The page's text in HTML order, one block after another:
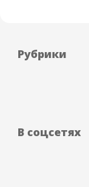
Рубрики
В соцсетях